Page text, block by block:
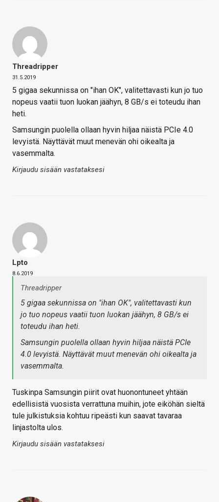
Threadripper
31.5.2019
5 gigaa sekunnissa on "ihan OK", valitettavasti kun jo tuo
nopeus vaatii tuon luokan jäähyn, 8 GB/s ei toteudu ihan
heti.
Samsungin puolella ollaan hyvin hiljaa näistä PCIe 4.0
levyistä. Näyttävät muut menevän ohi oikealta ja
vasemmalta.
Kirjaudu sisään vastataksesi
Lpto
8.6.2019
Threadripper
5 gigaa sekunnissa on "ihan OK", valitettavasti kun
jo tuo nopeus vaatii tuon luokan jäähyn, 8 GB/s ei
toteudu ihan heti.
Samsungin puolella ollaan hyvin hiljaa näistä PCIe
4.0 levyistä. Näyttävät muut menevän ohi oikealta ja
vasemmalta.
Tuskinpa Samsungin piirit ovat huonontuneet yhtään
edellisistä vuosista verrattuna muihin, jote eiköhän sieltä
tule julkistuksia kohtuu ripeästi kun saavat tavaraa
linjastolta ulos.
Kirjaudu sisään vastataksesi